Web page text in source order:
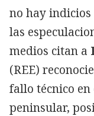
no hay indicios
las
medios citan a
(REE)
fallo técnico
peninsular,